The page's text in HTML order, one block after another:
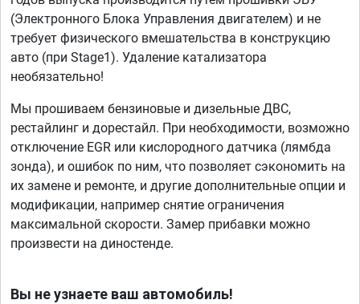
(Электронного Блока Управления двигателем) и не
требует физического вмешательства в конструкцию
авто (при Stage1). Удаление катализатора
необязательно!
Мы прошиваем бензиновые и дизельные ДВС,
рестайлинг и дорестайл. При необходимости, возможно
отключение EGR или кислородного датчика (лямбда
зонда), и ошибок по ним, что позволяет сэкономить на
их замене и ремонте, и другие дополнительные опции и
модификации, например снятие ограничения
максимальной скорости. Замер прибавки можно
произвести на диностенде.
Вы не узнаете ваш автомобиль!